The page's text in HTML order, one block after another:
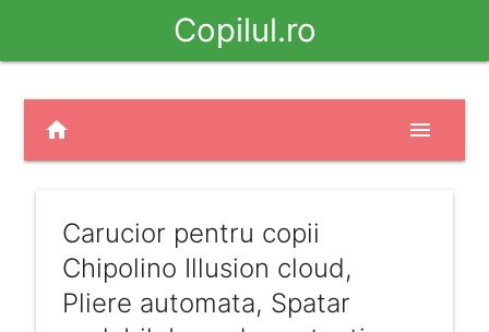
Copilul.ro
home menu
Carucior pentru copii
Chipolino Illusion cloud,
Pliere automata, Spatar